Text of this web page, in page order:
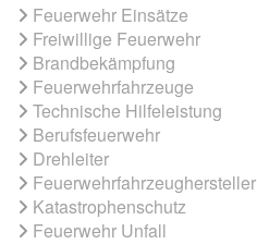
Feuerwehr Einsätze
Freiwillige Feuerwehr
Brandbekämpfung
Feuerwehrfahrzeuge
Technische Hilfeleistung
Berufsfeuerwehr
Drehleiter
Feuerwehrfahrzeughersteller
Katastrophenschutz
Feuerwehr Unfall